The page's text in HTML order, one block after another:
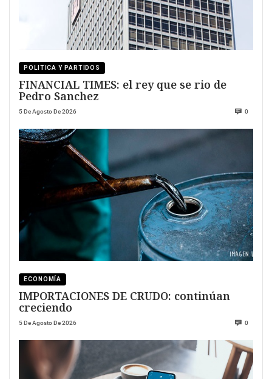
POLITICA Y PARTIDOS
FINANCIAL TIMES: el rey que se rio de
Pedro Sanchez
5 De Agosto De 2026 0
ECONOMÍA
IMPORTACIONES DE CRUDO: continúan
creciendo
5 De Agosto De 2026 0